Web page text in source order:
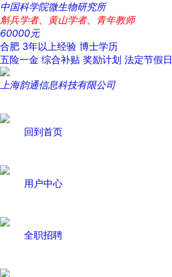
中国科学院微生物研究所
斛兵学者、黄山学者、青年教师
60000元
合肥 3年以上经验 博士学历
五险一金 综合补贴 奖励计划 法定节假日
上海韵通信息科技有限公司
回到首页
用户中心
全职招聘